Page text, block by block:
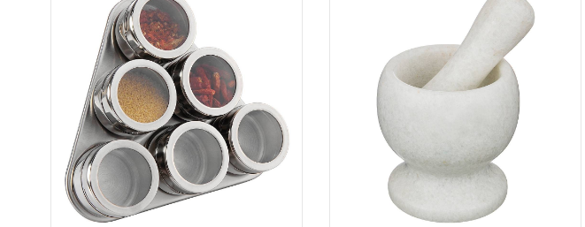
он
и аромат.
Правила